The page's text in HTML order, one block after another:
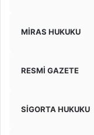
MİRAS HUKUKU
RESMİ GAZETE
SİGORTA HUKUKU